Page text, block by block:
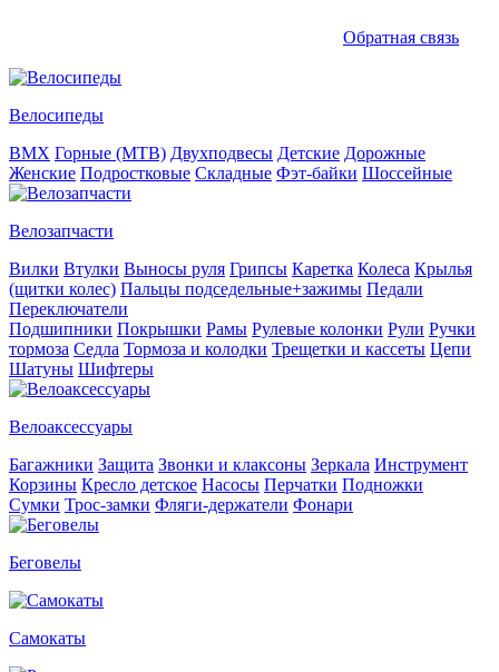
Обратная связь
Велосипеды
BMX Горные (MTB) Двухподвесы Детские Дорожные
Женские Подростковые Складные Фэт-байки Шоссейные
Велозапчасти
Вилки Втулки Выносы руля Грипсы Каретка Колеса Крылья
(щитки колес) Пальцы подседельные+зажимы Педали
Переключатели
Подшипники Покрышки Рамы Рулевые колонки Рули Ручки
тормоза Седла Тормоза и колодки Трещетки и кассеты Цепи
Шатуны Шифтеры
Велоаксессуары
Багажники Защита Звонки и клаксоны Зеркала Инструмент
Корзины Кресло детское Насосы Перчатки Подножки
Сумки Трос-замки Фляги-держатели Фонари
Беговелы
Самокаты